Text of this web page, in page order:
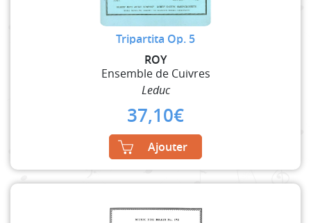
Tripartita Op. 5
ROY
Ensemble de Cuivres
Leduc
37,10€
Ajouter